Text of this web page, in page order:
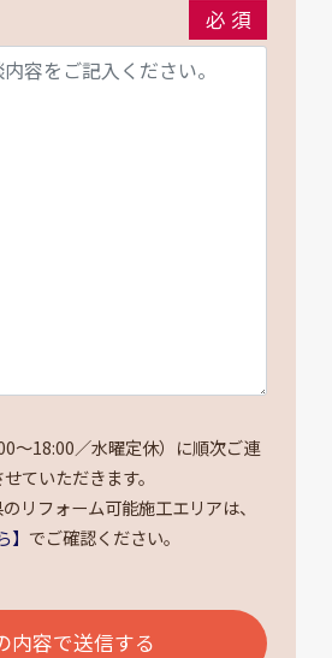
必須
～18:00／水曜定休）に順次ご連
ていただきます。
リフォーム可能施工エリアは、
】 でご確認ください。